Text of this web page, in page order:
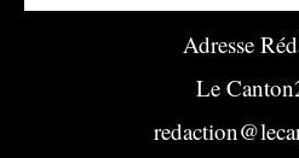
Adresse
Le